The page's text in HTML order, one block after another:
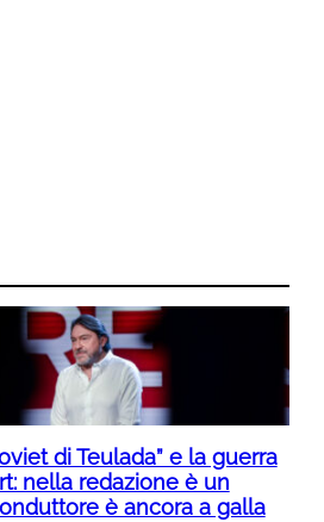
di Teulada” e la guerra
nella redazione è un
è ancora a galla